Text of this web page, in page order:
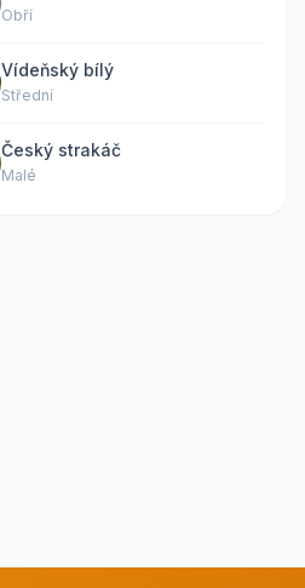
Obří
Vídeňský bílý
Střední
Český strakáč
Malé